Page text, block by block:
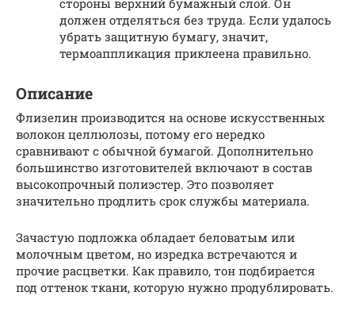
стороны верхний бумажный слой. Он
должен отделяться без труда. Если удалось
убрать защитную бумагу, значит,
термоаппликация приклеена правильно.
Описание
Флизелин производится на основе искусственных
волокон целлюлозы, потому его нередко
сравнивают с обычной бумагой. Дополнительно
большинство изготовителей включают в состав
высокопрочный полиэстер. Это позволяет
значительно продлить срок службы материала.
Зачастую подложка обладает беловатым или
молочным цветом, но изредка встречаются и
прочие расцветки. Как правило, тон подбирается
под оттенок ткани, которую нужно продублировать.